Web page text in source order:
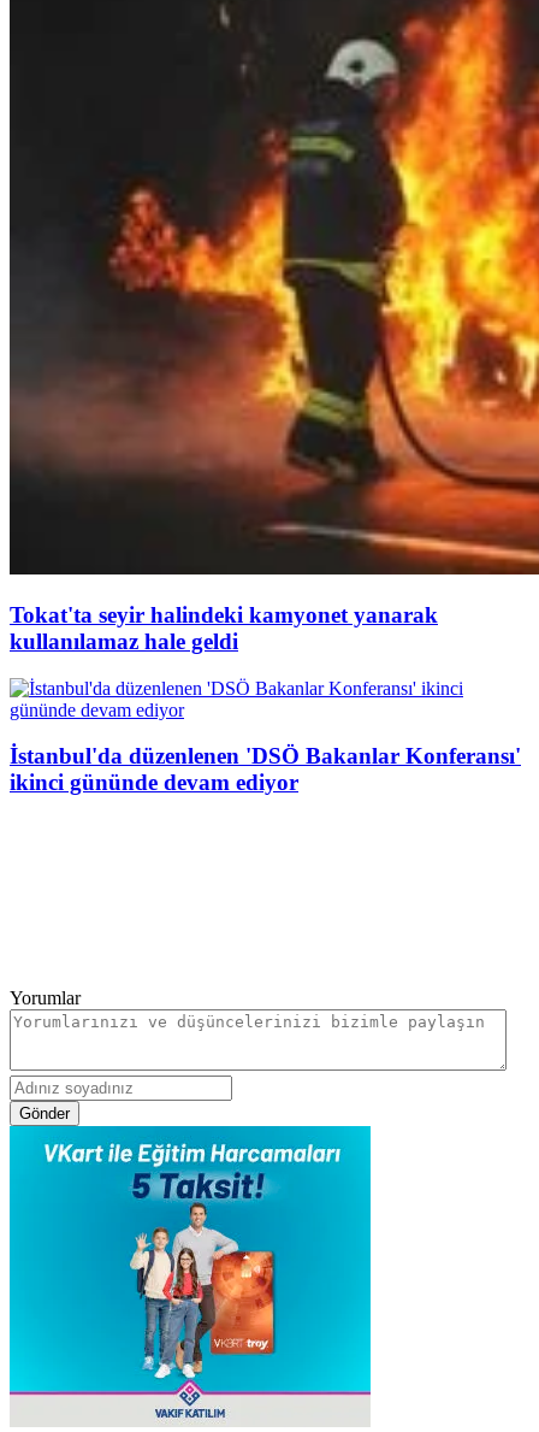
Tokat'ta seyir halindeki kamyonet yanarak
kullanılamaz hale geldi
İstanbul'da düzenlenen 'DSÖ Bakanlar Konferansı'
ikinci gününde devam ediyor
Yorumlar
Gönder